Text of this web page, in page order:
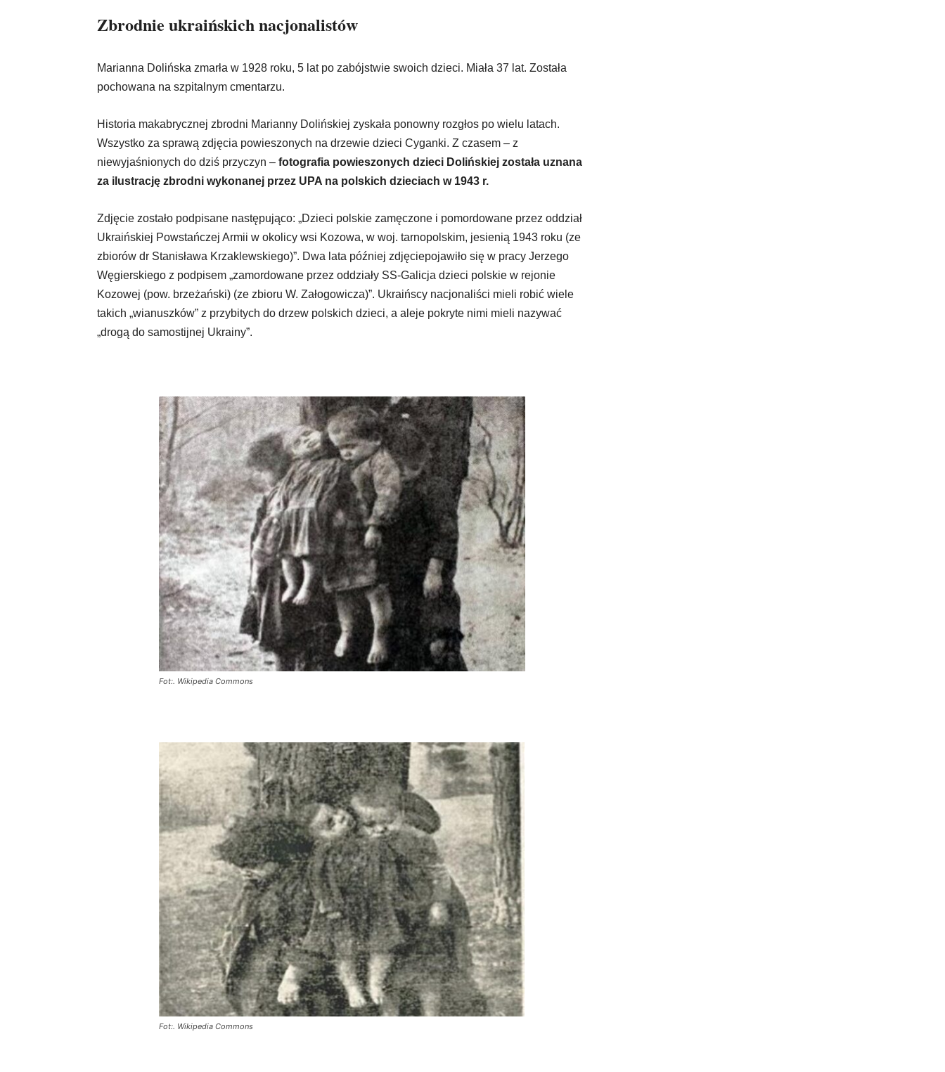
Zbrodnie ukraińskich nacjonalistów
Marianna Dolińska zmarła w 1928 roku, 5 lat po zabójstwie swoich dzieci. Miała 37 lat. Została
pochowana na szpitalnym cmentarzu.
Historia makabrycznej zbrodni Marianny Dolińskiej zyskała ponowny rozgłos po wielu latach.
Wszystko za sprawą zdjęcia powieszonych na drzewie dzieci Cyganki. Z czasem – z
niewyjaśnionych do dziś przyczyn – fotografia powieszonych dzieci Dolińskiej została uznana
za ilustrację zbrodni wykonanej przez UPA na polskich dzieciach w 1943 r.
Zdjęcie zostało podpisane następująco: „Dzieci polskie zamęczone i pomordowane przez oddział
Ukraińskiej Powstańczej Armii w okolicy wsi Kozowa, w woj. tarnopolskim, jesienią 1943 roku (ze
zbiorów dr Stanisława Krzaklewskiego)”. Dwa lata później zdjęciepojawiło się w pracy Jerzego
Węgierskiego z podpisem „zamordowane przez oddziały SS-Galicja dzieci polskie w rejonie
Kozowej (pow. brzeżański) (ze zbioru W. Załogowicza)”. Ukraińscy nacjonaliści mieli robić wiele
takich „wianuszków” z przybitych do drzew polskich dzieci, a aleje pokryte nimi mieli nazywać
„drogą do samostijnej Ukrainy”.
Fot:. Wikipedia Commons
Fot:. Wikipedia Commons